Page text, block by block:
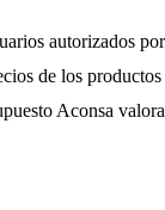
autorizados
de los
Aconsa